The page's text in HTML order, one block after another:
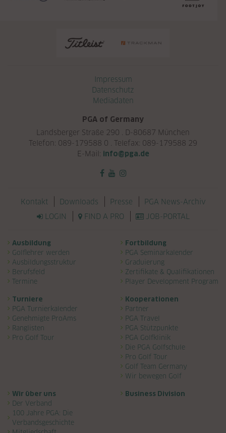
Impressum
Datenschutz
Mediadaten
PGA of Germany
Landsberger Straße 290 . D-80687 München
Telefon: 089-179588 0 . Telefax: 089-179588 29
E-Mail: info@pga.de
Navigation überspringen
Kontakt Downloads Presse
PGA News-Archiv
LOGIN
FIND A PRO JOB-PORTAL
Navigation überspringen
Ausbildung
Golflehrer werden
Ausbildungsstruktur
Berufsfeld
Termine
Fortbildung
PGA Seminarkalender
Graduierung
Zertifikate & Qualifikationen
Player Development Program
Turniere
PGA Turnierkalender
Genehmigte ProAms
Ranglisten
Pro Golf Tour
Kooperationen
Partner
PGA Travel
PGA Stützpunkte
PGA Golfklinik
Die PGA Golfschule
Pro Golf Tour
Golf Team Germany
Wir bewegen Golf
Wir über uns
Der Verband
100 Jahre PGA: Die
Verbandsgeschichte
Business Division